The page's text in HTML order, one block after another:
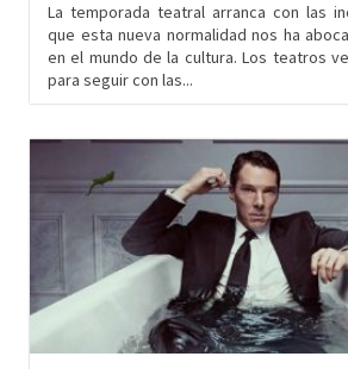
La temporada teatral arranca con las
que esta nueva normalidad nos ha
en el mundo de la cultura. Los teatros
para seguir con las...